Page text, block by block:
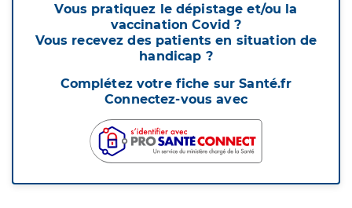
Vous pratiquez le dépistage et/ou la
vaccination Covid ?
Vous recevez des patients en situation de
handicap ?
Complétez votre fiche sur Santé.fr
Connectez-vous avec